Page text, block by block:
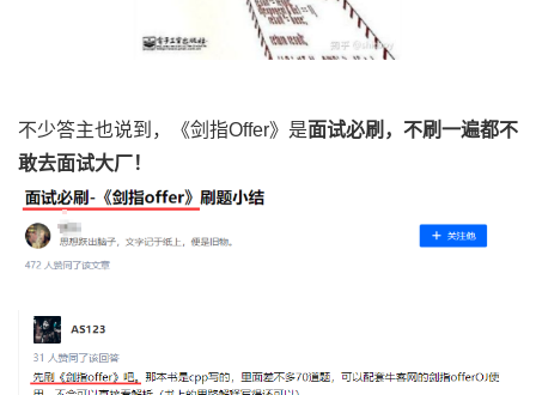
不少答主也说到，《剑指Offer》是面试必刷，不刷一遍都不
敢去面试大厂！